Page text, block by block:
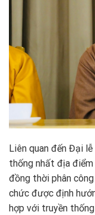
Liên quan đến Đại
thống nhất địa
đồng thời phân
chức được định
hợp với truyền